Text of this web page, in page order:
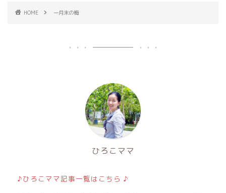
HOME 一月末の梅
ひろこママ
♪ひろこママ記事一覧はこちら ♪